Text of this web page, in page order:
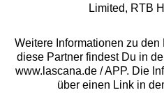
BH
sitzen
dieses Model
durch die
angehoben
Balconette-
°Punkte sammeln
Limited, RTB
Weitere Informationen zu
diese Partner findest Du in
www.lascana.de / APP. Die
über einen Link in